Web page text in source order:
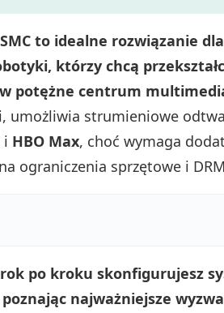
to idealne rozwiązanie dla
którzy chcą
potężne centrum
umożliwia strumieniowe
i HBO Max, choć wymaga
ograniczenia sprzętowe i
po kroku skonfigurujesz
poznając najważniejsze